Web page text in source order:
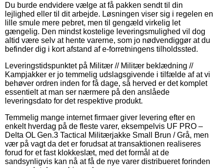
Du burde endvidere vælge at få pakken sendt til din
lejlighed eller til dit arbejde. Løsningen viser sig i regelen en
lille smule mere pebret, men til gengæld virkelig let
gængelig. Den mindst kostelige leveringsmulighed vil dog
altid være selv at hente varerne, som jo nødvendiggør at du
befinder dig i kort afstand af e-forretningens tilholdssted.
Leveringstidspunktet på Militær // Militær beklædning //
Kampjakker er jo temmelig udslagsgivende i tilfælde af at vi
behøver ordren inden for få dage, så herved er det komplet
essentielt at man ser nærmere på den anslåede
leveringsdato for det respektive produkt.
Temmelig mange internet firmaer giver levering efter en
enkelt hverdag på de fleste varer, eksempelvis UF PRO –
Delta OL Gen.3 Tactical Militærjakke Small Brun / Grå, men
vær på vagt da det er forudsat at transaktionen realiseres
forud for et fast klokkeslæt, med det formål at de
sandsynligvis kan nå at få de nye varer distribueret forinden